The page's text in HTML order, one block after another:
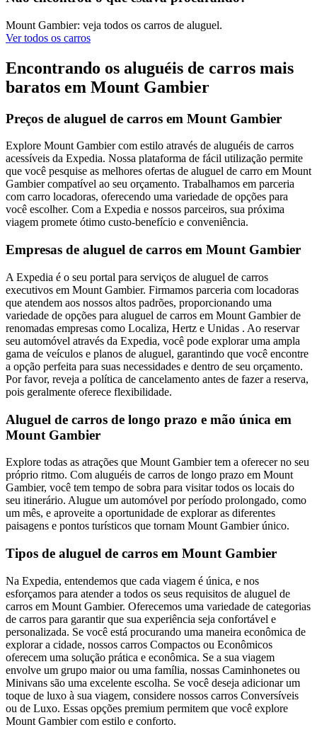
Mount Gambier: veja todos os carros de aluguel.
Ver todos os carros
Encontrando os aluguéis de carros mais
baratos em Mount Gambier
Preços de aluguel de carros em Mount Gambier
Explore Mount Gambier com estilo através de aluguéis de carros
acessíveis da Expedia. Nossa plataforma de fácil utilização permite
que você pesquise as melhores ofertas de aluguel de carro em Mount
Gambier compatível ao seu orçamento. Trabalhamos em parceria
com carro locadoras, oferecendo uma variedade de opções para
você escolher. Com a Expedia e nossos parceiros, sua próxima
viagem promete ótimo custo-benefício e conveniência.
Empresas de aluguel de carros em Mount Gambier
A Expedia é o seu portal para serviços de aluguel de carros
executivos em Mount Gambier. Firmamos parceria com locadoras
que atendem aos nossos altos padrões, proporcionando uma
variedade de opções para aluguel de carros em Mount Gambier de
renomadas empresas como Localiza, Hertz e Unidas . Ao reservar
seu automóvel através da Expedia, você pode explorar uma ampla
gama de veículos e planos de aluguel, garantindo que você encontre
a opção perfeita para suas necessidades e dentro de seu orçamento.
Por favor, reveja a política de cancelamento antes de fazer a reserva,
pois geralmente oferece flexibilidade.
Aluguel de carros de longo prazo e mão única em
Mount Gambier
Explore todas as atrações que Mount Gambier tem a oferecer no seu
próprio ritmo. Com aluguéis de carros de longo prazo em Mount
Gambier, você tem tempo de sobra para visitar todos os locais do
seu itinerário. Alugue um automóvel por período prolongado, como
um mês, e aproveite a oportunidade de explorar as diferentes
paisagens e pontos turísticos que tornam Mount Gambier único.
Tipos de aluguel de carros em Mount Gambier
Na Expedia, entendemos que cada viagem é única, e nos
esforçamos para atender a todos os seus requisitos de aluguel de
carros em Mount Gambier. Oferecemos uma variedade de categorias
de carros para garantir que sua experiência seja confortável e
personalizada. Se você está procurando uma maneira econômica de
explorar a cidade, nossos carros Compactos ou Econômicos
oferecem uma solução prática e econômica. Se a sua viagem
envolve um grupo maior ou uma família, nossas Caminhonetes ou
Minivans são uma excelente escolha. Se você deseja adicionar um
toque de luxo à sua viagem, considere nossos carros Conversíveis
ou de Luxo. Essas opções premium permitem que você explore
Mount Gambier com estilo e conforto.